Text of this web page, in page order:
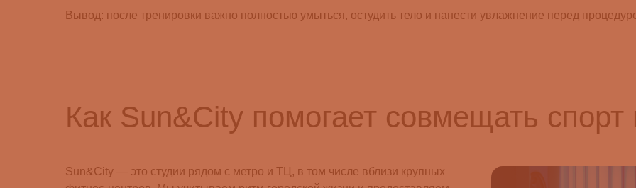
Вывод: после тренировки важно полностью умыться, остудить тело и нанести увлажнение перед
Как Sun&City помогает совмещать спорт
Sun&City — это студии рядом с метро и ТЦ, в том числе вблизи крупных